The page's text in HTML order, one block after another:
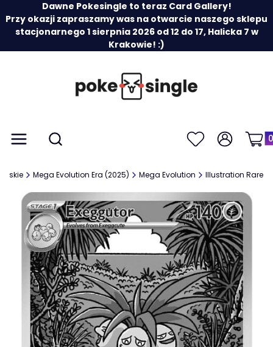
Dawne Pokesingle to teraz Card Gallery!
Przy okazji zapraszamy was na otwarcie naszego sklepu
stacjonarnego 1 sierpnia 2026 od 12 do 17, Halicka 7 w
Krakowie! :)
Menu Otwórz wyszukiwarkę
Szukaj UlubioneZaloguj się
Mega Evolution Era (2025) Mega Evolution Illustration Rare